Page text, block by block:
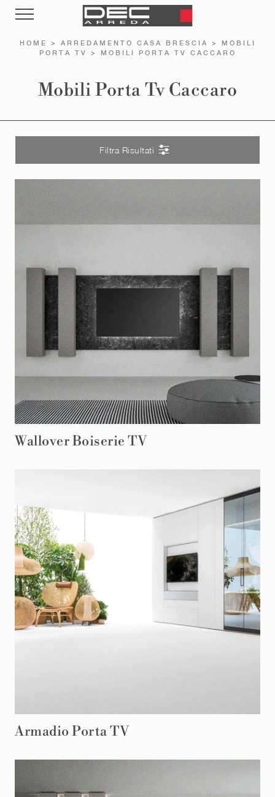
HOME > ARREDAMENTO CASA BRESCIA >
MOBILI
PORTA TV
> MOBILI PORTA TV CACCARO
Mobili Porta Tv Caccaro
Filtra Risultati
Wallover Boiserie TV
Armadio Porta TV